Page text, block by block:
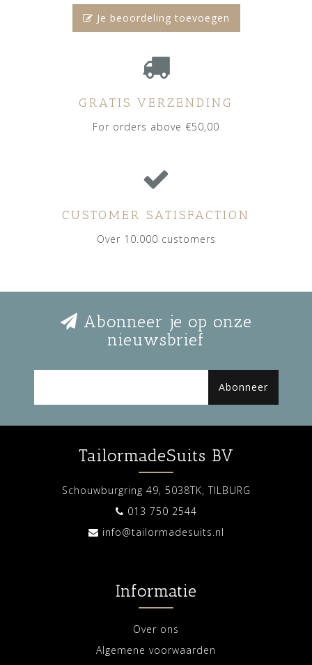
Je beoordeling toevoegen
GRATIS VERZENDING
For orders above €50,00
CUSTOMER SATISFACTION
Over 10.000 customers
Abonneer je op onze
nieuwsbrief
Abonneer
TailormadeSuits BV
Schouwburgring 49, 5038TK, TILBURG
013 750 2544
info@tailormadesuits.nl
Informatie
Over ons
Algemene voorwaarden